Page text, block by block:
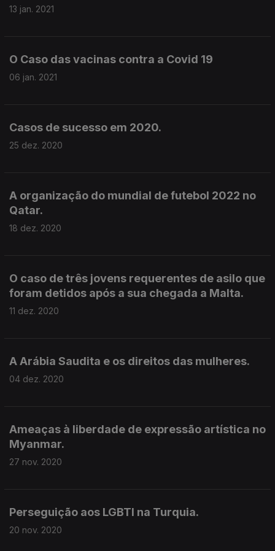
13 jan. 2021
O Caso das vacinas contra a Covid 19
06 jan. 2021
Casos de sucesso em 2020.
25 dez. 2020
A organização do mundial de futebol 2022 no
Qatar.
18 dez. 2020
O caso de três jovens requerentes de asilo que
foram detidos após a sua chegada a Malta.
11 dez. 2020
A Arábia Saudita e os direitos das mulheres.
04 dez. 2020
Ameaças à liberdade de expressão artística no
Myanmar.
27 nov. 2020
Perseguição aos LGBTI na Turquia.
20 nov. 2020